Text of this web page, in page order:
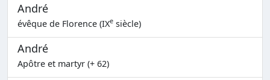
André
évêque de Florence (IXe siècle)
André
Apôtre et martyr (+ 62)